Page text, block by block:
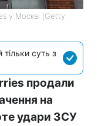
у Москві (Getty
суть з
продали
на
удари ЗСУ